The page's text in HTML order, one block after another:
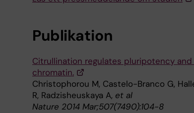
Publikation
Citrullination regulates pluripotency
chromatin.
Christophorou M, Castelo-Branco G,
R, Radzisheuskaya A, et al
Nature 2014 Mar;507(7490):104-8